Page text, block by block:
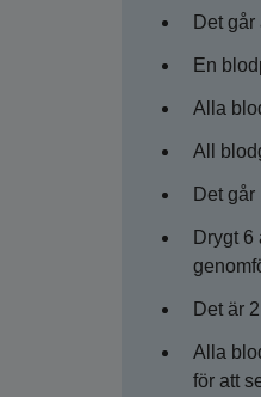
Det
En
Alla
All
Det
Drygt
Det är
Alla
för att